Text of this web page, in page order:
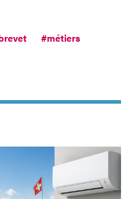
#métiers